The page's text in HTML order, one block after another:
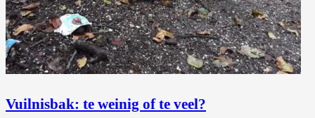
Vuilnisbak: te weinig of te veel?